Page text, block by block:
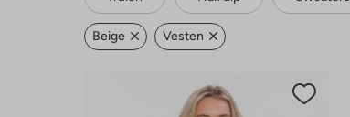
Beige Vesten